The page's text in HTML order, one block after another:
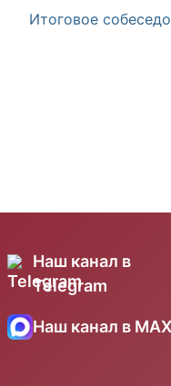
Итоговое
Наш канал в
Telegram
Наш канал в MAX